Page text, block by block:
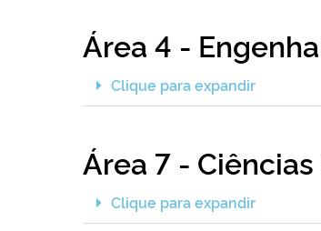
Área 4 -
Clique para expandir
Área 7 -
Clique para expandir